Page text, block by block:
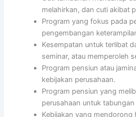
melahirkan, dan cuti akibat
Program yang fokus pada
pengembangan
Kesempatan untuk terlibat
seminar, atau memperoleh
Program pensiun atau
kebijakan perusahaan.
Program pensiun yang
perusahaan untuk
Kebijakan yang mendorong